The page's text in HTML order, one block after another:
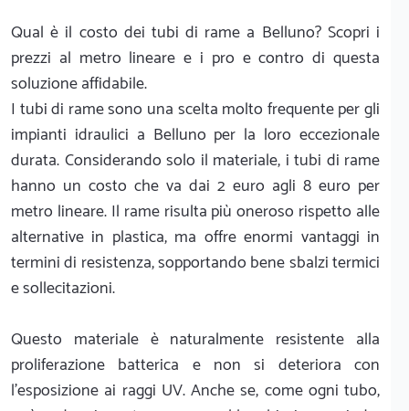
Qual è il costo dei tubi di rame a Belluno? Scopri i
prezzi al metro lineare e i pro e contro di questa
soluzione affidabile.
I tubi di rame sono una scelta molto frequente per gli
impianti idraulici a Belluno per la loro eccezionale
durata. Considerando solo il materiale, i tubi di rame
hanno un costo che va dai 2 euro agli 8 euro per
metro lineare. Il rame risulta più oneroso rispetto alle
alternative in plastica, ma offre enormi vantaggi in
termini di resistenza, sopportando bene sbalzi termici
e sollecitazioni.
Questo materiale è naturalmente resistente alla
proliferazione batterica e non si deteriora con
l'esposizione ai raggi UV. Anche se, come ogni tubo,